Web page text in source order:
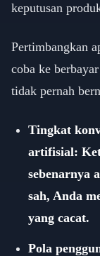
keputusan
Pertimbangkan
coba ke
tidak pernah
Tingkat
artifisial:
sebenarnya
sah, Anda
yang cacat.
Pola